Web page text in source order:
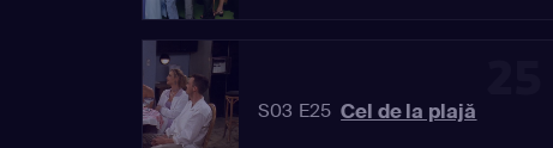
S03 E25 Cel de la plajă